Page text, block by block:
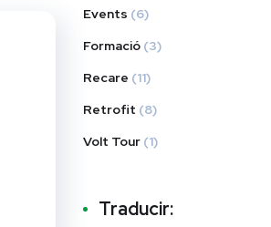
Events (6)
Formació (3)
Recare (11)
Retrofit (8)
Volt Tour (1)
Traducir: